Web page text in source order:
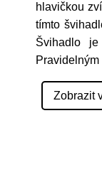
hlavičkou
tímto
Švihadlo
Pravidelným
Zobrazit